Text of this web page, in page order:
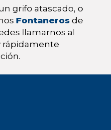
grifo atascado, o
Fontaneros de
llamarnos al
rápidamente